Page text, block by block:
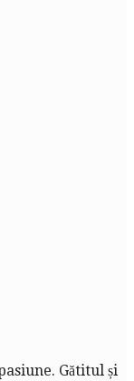
Gătitul și